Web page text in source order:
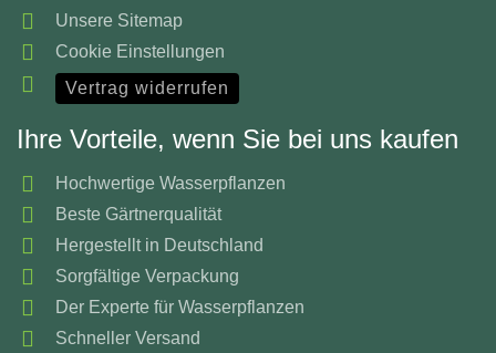
Unsere Sitemap
Cookie Einstellungen
Vertrag widerrufen
Ihre Vorteile, wenn Sie bei uns kaufen
Hochwertige Wasserpflanzen
Beste Gärtnerqualität
Hergestellt in Deutschland
Sorgfältige Verpackung
Der Experte für Wasserpflanzen
Schneller Versand